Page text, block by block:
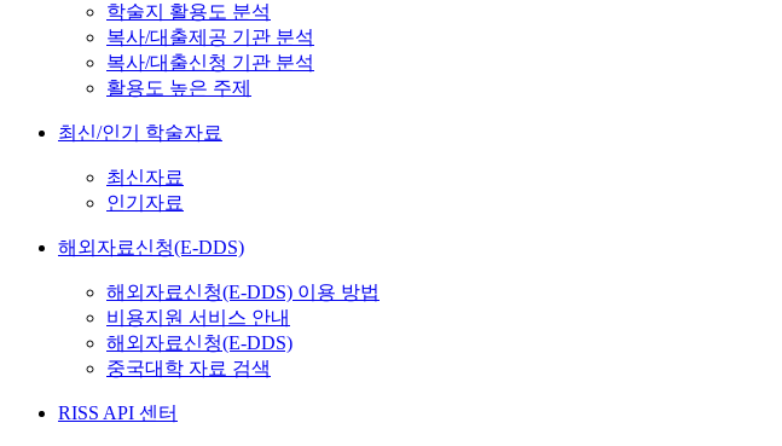
학술지 활용도 분석
복사/대출제공 기관 분석
복사/대출신청 기관 분석
활용도 높은 주제
최신/인기 학술자료
최신자료
인기자료
해외자료신청(E-DDS)
해외자료신청(E-DDS) 이용 방법
비용지원 서비스 안내
해외자료신청(E-DDS)
중국대학 자료 검색
RISS API 센터